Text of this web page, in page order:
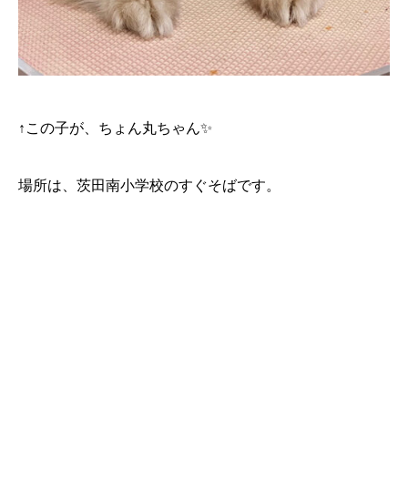
↑この子が、ちょん丸ちゃん✨
場所は、茨田南小学校のすぐそばです。